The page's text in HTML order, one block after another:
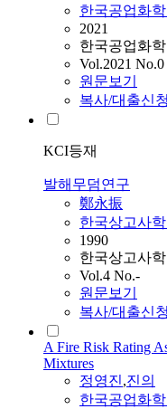
한국공업화학
2021
한국공업화
Vol.2021 No.0
원문보기
복사/대출신청
KCI등재
발해무덤연구
鄭永振
한국상고사학
1990
한국상고사
Vol.4 No.-
원문보기
복사/대출신청
A Fire Risk Rating
Mixtures
정영진,진의
한국공업화학